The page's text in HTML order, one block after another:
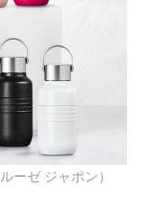
ーゼ ジャポン）